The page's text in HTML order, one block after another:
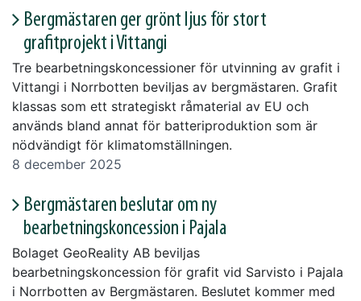
Bergmästaren ger grönt ljus för stort
grafitprojekt i Vittangi
Tre bearbetningskoncessioner för utvinning av grafit i
Vittangi i Norrbotten beviljas av bergmästaren. Grafit
klassas som ett strategiskt råmaterial av EU och
används bland annat för batteriproduktion som är
nödvändigt för klimatomställningen.
8 december 2025
Bergmästaren beslutar om ny
bearbetningskoncession i Pajala
Bolaget GeoReality AB beviljas
bearbetningskoncession för grafit vid Sarvisto i Pajala
i Norrbotten av Bergmästaren. Beslutet kommer med